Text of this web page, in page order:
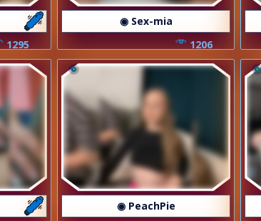
1295
◉ Sex-mia
1206
◉ PeachPie